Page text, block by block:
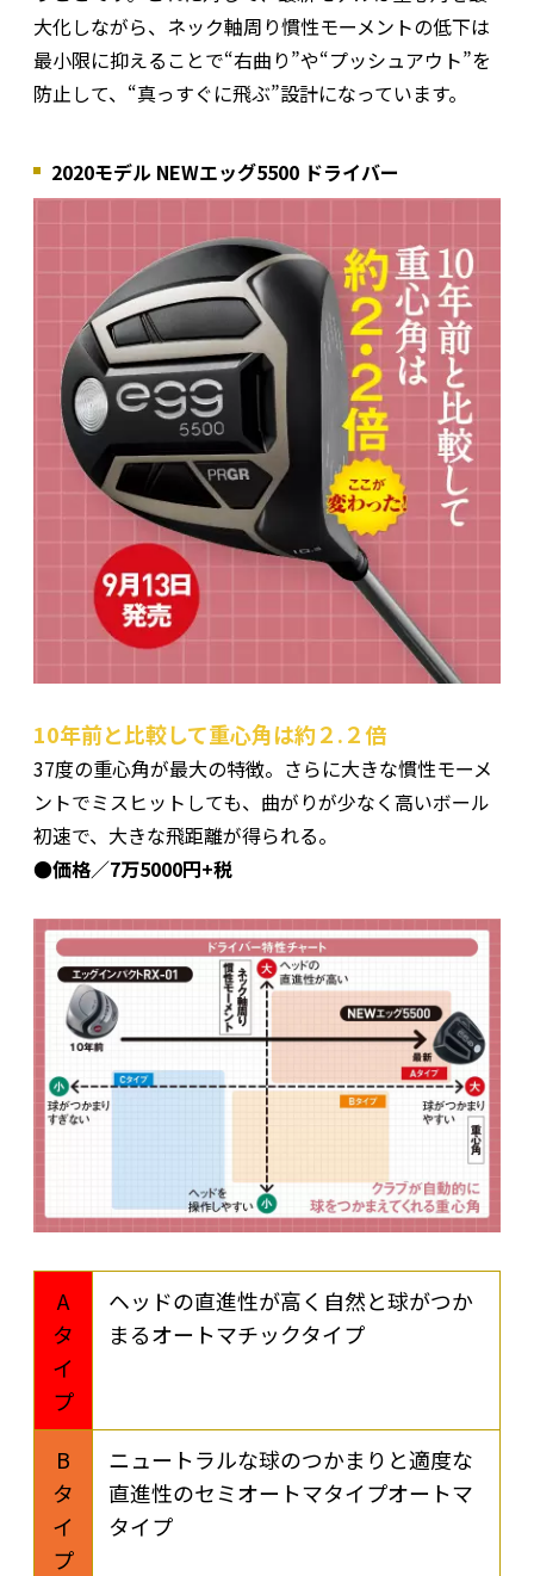
大化しながら、ネック軸周り慣性モーメントの低下は
最小限に抑えることで“右曲り”や“プッシュアウト”を
防止して、“真っすぐに飛ぶ”設計になっています。
2020モデル NEWエッグ5500 ドライバー
10年前と比較して重心角は約２.２倍
37度の重心角が最大の特徴。さらに大きな慣性モーメ
ントでミスヒットしても、曲がりが少なく高いボール
初速で、大きな飛距離が得られる。
●価格／7万5000円+税
A
タ
イ
プ
ヘッドの直進性が高く自然と球がつか
まるオートマチックタイプ
B
タ
イ
プ
ニュートラルな球のつかまりと適度な
直進性のセミオートマタイプオートマ
タイプ